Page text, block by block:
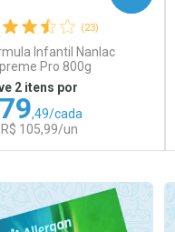
(23)
Infantil Nanlac
Pro 800g
2 itens por
79,49/cada
105,99/un
Menos